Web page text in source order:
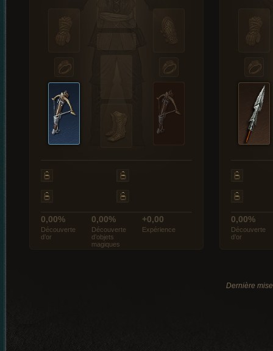
0,00%
Découverte
d’or
0,00%
Découverte
d’objets
magiques
+0,00
Expérience
0,00%
Découverte
d’or
Dernière